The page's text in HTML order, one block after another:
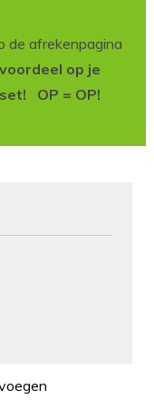
de afrekenpagina
op je
OP = OP!